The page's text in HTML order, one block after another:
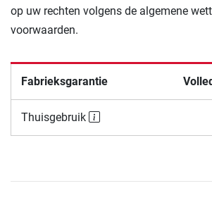
op uw rechten volgens de algemene
voorwaarden.
Fabrieksgarantie
Thuisgebruik